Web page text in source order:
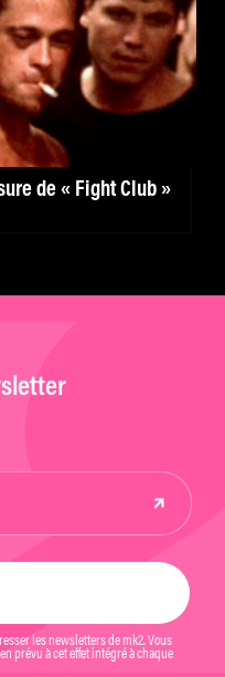
de « Fight Club »
les newsletters de mk2. Vous
prévu à cet effet intégré à chaque